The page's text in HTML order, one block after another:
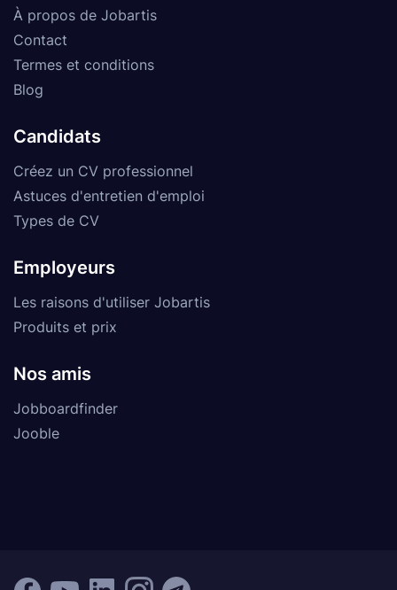
À propos de Jobartis
Contact
Termes et conditions
Blog
Candidats
Créez un CV professionnel
Astuces d'entretien d'emploi
Types de CV
Employeurs
Les raisons d'utiliser Jobartis
Produits et prix
Nos amis
Jobboardfinder
Jooble